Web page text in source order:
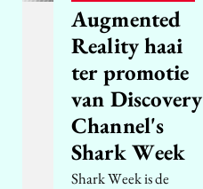
Augmented
Reality haai
ter promotie
van Discovery
Channel's
Shark Week
Shark Week is de